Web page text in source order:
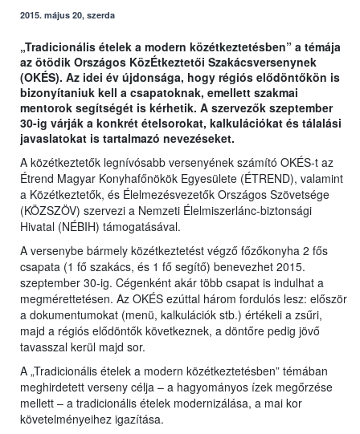
2015. május 20, szerda
„Tradicionális ételek a modern közétkeztetésben” a témája
az ötödik Országos KözÉtkeztetői Szakácsversenynek
(OKÉS). Az idei év újdonsága, hogy régiós elődöntőkön is
bizonyítaniuk kell a csapatoknak, emellett szakmai
mentorok segítségét is kérhetik. A szervezők szeptember
30-ig várják a konkrét ételsorokat, kalkulációkat és tálalási
javaslatokat is tartalmazó nevezéseket.
A közétkeztetők legnívósabb versenyének számító OKÉS-t az
Étrend Magyar Konyhafőnökök Egyesülete (ÉTREND), valamint
a Közétkeztetők, és Élelmezésvezetők Országos Szövetsége
(KÖZSZÖV) szervezi a Nemzeti Élelmiszerlánc-biztonsági
Hivatal (NÉBIH) támogatásával.
A versenybe bármely közétkeztetést végző főzőkonyha 2 fős
csapata (1 fő szakács, és 1 fő segítő) benevezhet 2015.
szeptember 30-ig. Cégenként akár több csapat is indulhat a
megmérettetésen. Az OKÉS ezúttal három fordulós lesz: először
a dokumentumokat (menü, kalkulációk stb.) értékeli a zsűri,
majd a régiós elődöntők következnek, a döntőre pedig jövő
tavasszal kerül majd sor.
A „Tradicionális ételek a modern közétkeztetésben” témában
meghirdetett verseny célja – a hagyományos ízek megőrzése
mellett – a tradicionális ételek modernizálása, a mai kor
követelményeihez igazítása.